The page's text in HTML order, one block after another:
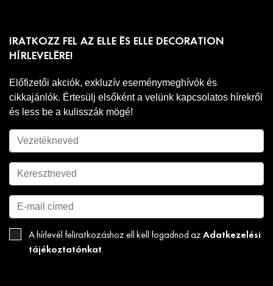
IRATKOZZ FEL AZ ELLE ÉS ELLE DECORATION
HÍRLEVELÉRE!
Előfizetői akciók, exkluzív eseménymeghívók és
cikkajánlók. Értesülj elsőként a velünk kapcsolatos hírekről
és less be a kulisszák mögé!
A hírlevél feliratkozáshoz ell kell fogadnod az Adatkezelési
tájékoztatónkat.